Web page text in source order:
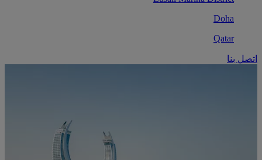
Doha
Qatar
اتصل بنا